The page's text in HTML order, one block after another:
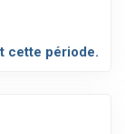
cette période.